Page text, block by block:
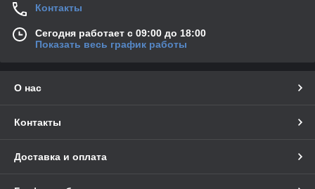
Контакты
Сегодня работает с 09:00 до 18:00
Показать весь график работы
О нас
Контакты
Доставка и оплата